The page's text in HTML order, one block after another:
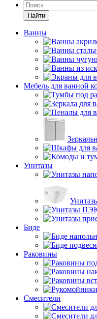
Найти
Ванны
Мебель для ванной
Унитазы
Биде
Раковины
Смесители